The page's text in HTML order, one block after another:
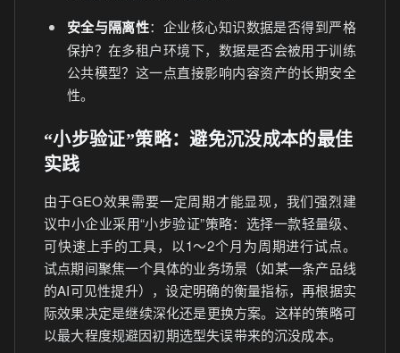
安全与隔离性：企业核心知识数据是否得到严格
保护？在多租户环境下，数据是否会被用于训练
公共模型？这一点直接影响内容资产的长期安全
性。
“小步验证”策略：避免沉没成本的最佳
实践
由于GEO效果需要一定周期才能显现，我们强烈建
议中小企业采用“小步验证”策略：选择一款轻量级、
可快速上手的工具，以1～2个月为周期进行试点。
试点期间聚焦一个具体的业务场景（如某一条产品线
的AI可见性提升），设定明确的衡量指标，再根据实
际效果决定是继续深化还是更换方案。这样的策略可
以最大程度规避因初期选型失误带来的沉没成本。